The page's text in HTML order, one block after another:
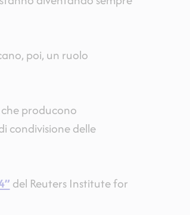
poi, un ruolo
producono
condivisione delle
del Reuters Institute for